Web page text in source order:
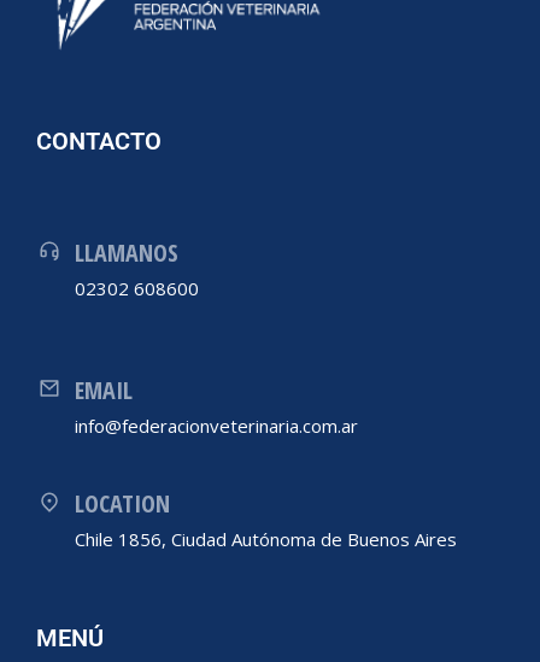
CONTACTO
LLAMANOS
02302 608600
EMAIL
info@federacionveterinaria.com.ar
LOCATION
Chile 1856, Ciudad Autónoma de Buenos Aires
MENÚ